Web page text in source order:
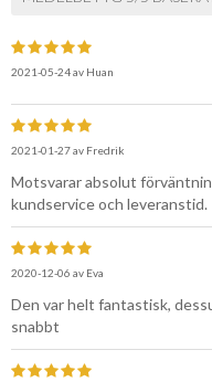
2021-05-24av Huan
2021-01-27av Fredrik
Motsvarar absolut
kundservice och leveranstid.
2020-12-06 av Eva
Den var helt fantastisk,
snabbt